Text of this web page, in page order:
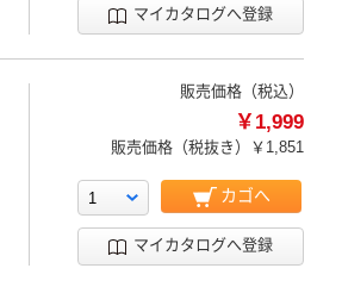
マイカタログへ登録
販売価格（税込）
￥1,999
販売価格（税抜き） ￥1,851
カゴへ
マイカタログへ登録